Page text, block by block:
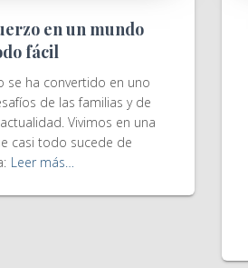
en un mundo
fácil
se ha convertido en uno
de las familias y de
Vivimos en una
casi todo sucede de
Leer más…